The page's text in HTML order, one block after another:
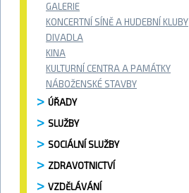
GALERIE
KONCERTNÍ SÍNĚ A HUDEBNÍ KLUBY
DIVADLA
KINA
KULTURNÍ CENTRA A PAMÁTKY
NÁBOŽENSKÉ STAVBY
ÚŘADY
SLUŽBY
SOCIÁLNÍ SLUŽBY
ZDRAVOTNICTVÍ
VZDĚLÁVÁNÍ